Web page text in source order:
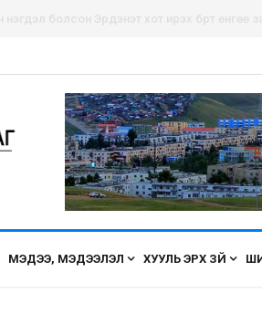
МЭДЭЭ, МЭДЭЭЛЭЛ ХУУЛЬ ЭРХ ЗҮЙ